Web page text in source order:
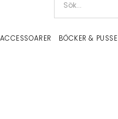
ACCESSOARER BÖCKER &